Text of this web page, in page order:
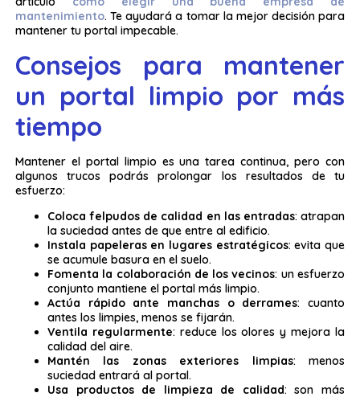
mantenimiento. Te ayudará a tomar la mejor decisión para
mantener tu portal impecable.
Consejos para mantener
un portal limpio por más
tiempo
Mantener el portal limpio es una tarea continua, pero con
algunos trucos podrás prolongar los resultados de tu
esfuerzo:
Coloca felpudos de calidad en las entradas: atrapan
la suciedad antes de que entre al edificio.
Instala papeleras en lugares estratégicos: evita que
se acumule basura en el suelo.
Fomenta la colaboración de los vecinos: un esfuerzo
conjunto mantiene el portal más limpio.
Actúa rápido ante manchas o derrames: cuanto
antes los limpies, menos se fijarán.
Ventila regularmente: reduce los olores y mejora la
calidad del aire.
Mantén las zonas exteriores limpias: menos
suciedad entrará al portal.
Usa productos de limpieza de calidad: son más